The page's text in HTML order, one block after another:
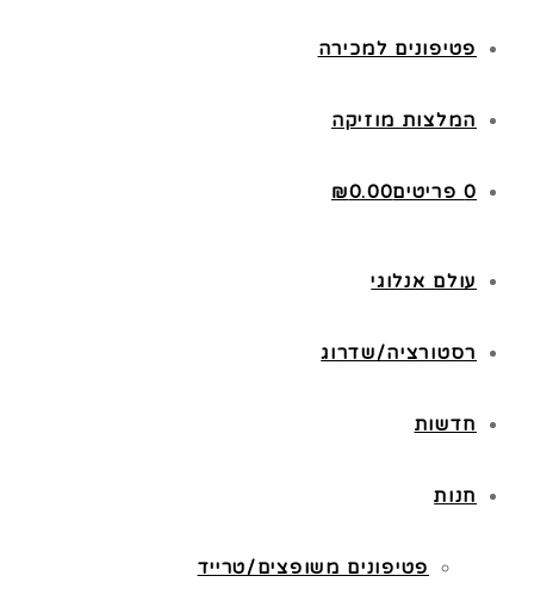
פטיפונים למכירה
המלצות מוזיקה
0 פריטים ₪0.00
עולם אנלוגי
רסטורציה/שדרוג
חדשות
חנות
פטיפונים משופצים/טרייד